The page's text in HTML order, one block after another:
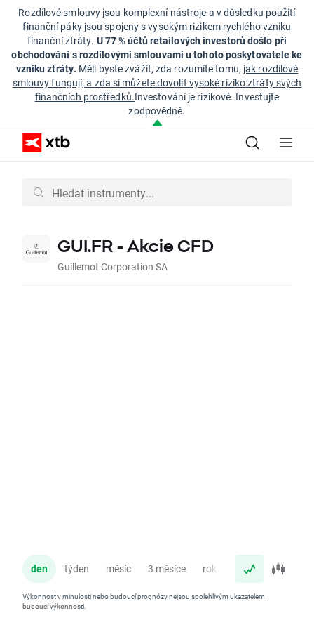
Rozdílové smlouvy jsou komplexní nástroje a v důsledku použití
finanční páky jsou spojeny s vysokým rizikem rychlého vzniku
finanční ztráty. U 77 % účtů retailových investorů došlo při
obchodování s rozdílovými smlouvami u tohoto poskytovatele ke
vzniku ztráty. Měli byste zvážit, zda rozumíte tomu, jak rozdílové
smlouvy fungují, a zda si můžete dovolit vysoké riziko ztráty svých
finančních prostředků.Investování je rizikové. Investujte
zodpovědně.
GUI.FR - Akcie CFD
Guillemot Corporation SA
den týden měsíc 3 měsíce rok
Výkonnost v minulosti nebo budoucí prognózy nejsou spolehlivým ukazatelem
budoucí výkonnosti.